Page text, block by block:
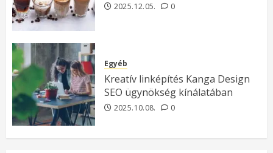
2025.12.05. 0
Egyéb
Kreatív linképítés Kanga Design
SEO ügynökség kínálatában
2025.10.08. 0